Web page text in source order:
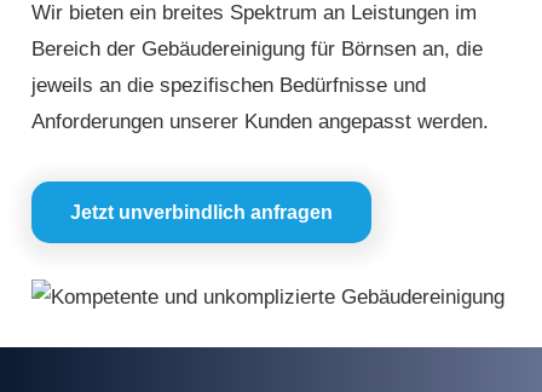
Wir bieten ein breites Spektrum an Leistungen im
Bereich der Gebäudereinigung für Börnsen an, die
jeweils an die spezifischen Bedürfnisse und
Anforderungen unserer Kunden angepasst werden.
Jetzt unverbindlich anfragen